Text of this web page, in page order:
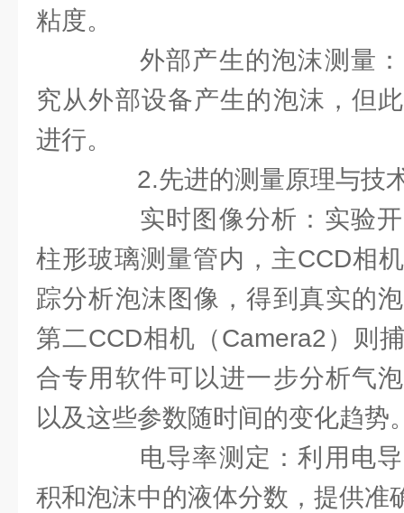
粘度。
外部产生的泡沫测量：
究从外部设备产生的泡沫，但
进行。
2.先进的测量原理与技
实时图像分析：实验开
柱形玻璃测量管内，主CCD相
踪分析泡沫图像，得到真实的
第二CCD相机（Camera2）则
合专用软件可以进一步分析气
以及这些参数随时间的变化趋势
电导率测定：利用电导
积和泡沫中的液体分数，提供准